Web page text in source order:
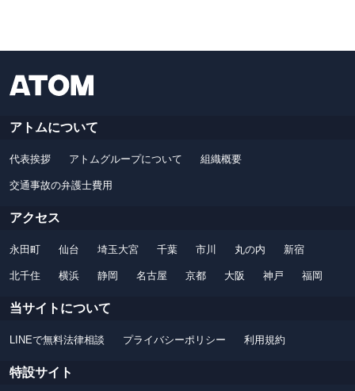
アトムについて
代表挨拶 アトムグループについて 組織概要
交通事故の弁護士費用
アクセス
永田町 仙台 埼玉大宮 千葉 市川 丸の内 新宿
北千住 横浜 静岡 名古屋 京都 大阪 神戸 福岡
当サイトについて
LINEで無料法律相談 プライバシーポリシー 利用規約
特設サイト